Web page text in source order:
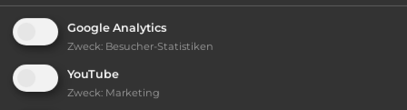
Webseite:
Google Analytics
Zweck: Besucher-Statistiken
YouTube
Zweck: Marketing